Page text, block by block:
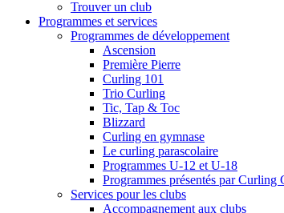
Trouver un club
Programmes et services
Programmes de développement
Ascension
Première Pierre
Curling 101
Trio Curling
Tic, Tap & Toc
Blizzard
Curling en gymnase
Le curling parascolaire
Programmes U-12 et U-18
Programmes présentés par
Services pour les clubs
Accompagnement aux clubs